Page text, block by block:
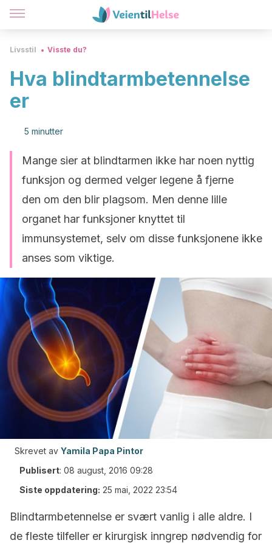
Livsstil Visste du?
Hva blindtarmbetennelse
er
5 minutter
Mange sier at blindtarmen ikke har noen nyttig
funksjon og dermed velger legene å fjerne
den om den blir plagsom. Men denne lille
organet har funksjoner knyttet til
immunsystemet, selv om disse funksjonene ikke
anses som viktige.
Skrevet av Yamila Papa Pintor
Publisert: 08 august, 2016 09:28
Siste oppdatering: 25 mai, 2022 23:54
Blindtarmbetennelse er svært vanlig i alle aldre. I
de fleste tilfeller er kirurgisk inngrep nødvendig for